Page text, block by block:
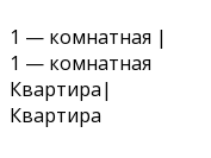
1 — комнатная |
1 — комнатная
Квартира|
Квартира